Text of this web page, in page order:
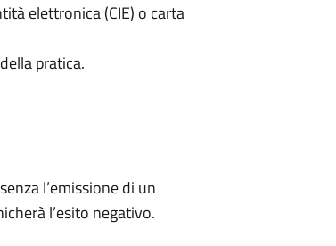
elettronica (CIE) o carta
pratica.
l’emissione di un
l’esito negativo.